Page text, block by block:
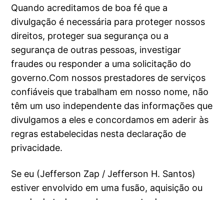
Quando acreditamos de boa fé que a
divulgação é necessária para proteger nossos
direitos, proteger sua segurança ou a
segurança de outras pessoas, investigar
fraudes ou responder a uma solicitação do
governo.Com nossos prestadores de serviços
confiáveis que trabalham em nosso nome, não
têm um uso independente das informações que
divulgamos a eles e concordamos em aderir às
regras estabelecidas nesta declaração de
privacidade.
Se eu (Jefferson Zap / Jefferson H. Santos)
estiver envolvido em uma fusão, aquisição ou